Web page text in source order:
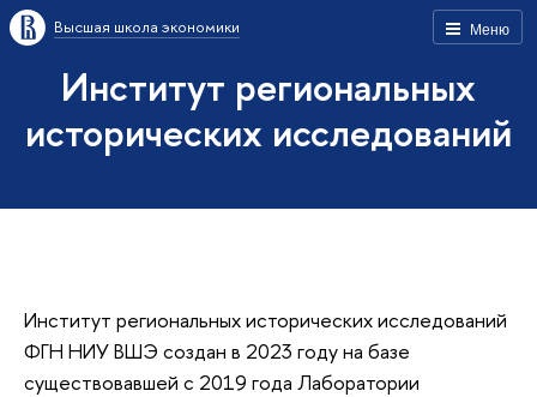
Меню
Высшая школа экономики
Институт региональных
исторических исследований
Институт региональных исторических исследований
ФГН НИУ ВШЭ создан в 2023 году на базе
существовавшей с 2019 года Лаборатории